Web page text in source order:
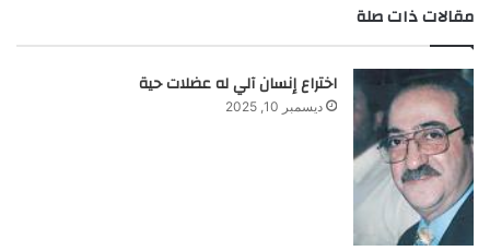
مقالات ذات صلة
اختراع إنسان آلي له عضلات حية
ديسمبر 10, 2025